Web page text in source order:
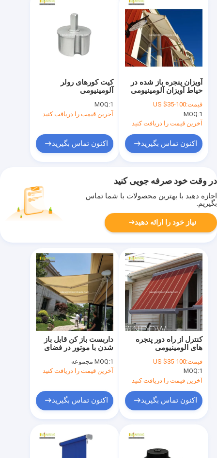
کیت کورهای رولر
آلومینیومی
MOQ:1
آخرین قیمت را دریافت کنید
اکنون تماس بگیرید
آویزان پنجره باز شده در
حیاط آویزان آلومینیومی
قیمت:US $35-100
MOQ:1
آخرین قیمت را دریافت کنید
اکنون تماس بگیرید
در وقت خود صرفه جویی کنید
اجازه دهید با بهترین محصولات با شما تماس
بگیریم.
نیاز خود را ارائه دهید
داربست باز کن قابل باز
شدن با موتور در فضای
MOQ:1 مجموعه
آخرین قیمت را دریافت کنید
اکنون تماس بگیرید
کنترل از راه دور پنجره
های الومینیومی
قیمت:US $35-100
MOQ:1
آخرین قیمت را دریافت کنید
اکنون تماس بگیرید